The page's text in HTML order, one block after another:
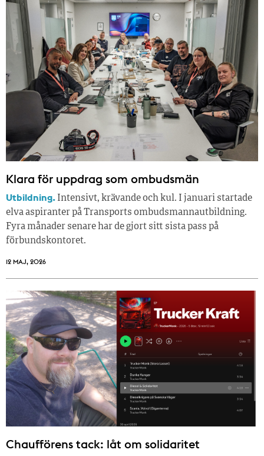
Klara för uppdrag som ombudsmän
Utbildning. Intensivt, krävande och kul. I januari startade
elva aspiranter på Transports ombudsmannautbildning.
Fyra månader senare har de gjort sitt sista pass på
förbundskontoret.
12 MAJ, 2026
Chaufförens tack: låt om solidaritet